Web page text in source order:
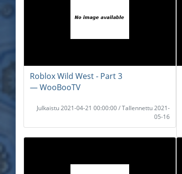
Roblox Wild West - Part 3
― WooBooTV
Julkaistu 2021-04-21 00:00:00 / Tallennettu 2021-
05-16